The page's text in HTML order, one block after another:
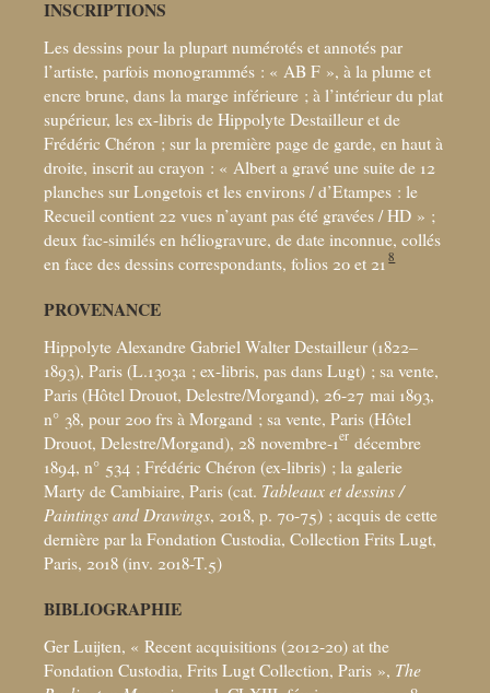
INSCRIPTIONS
Les dessins pour la plupart numérotés et annotés par
l’artiste, parfois monogrammés : « AB F », à la plume et
encre brune, dans la marge inférieure ; à l’intérieur du plat
supérieur, les ex-libris de Hippolyte Destailleur et de
Frédéric Chéron ; sur la première page de garde, en haut à
droite, inscrit au crayon : « Albert a gravé une suite de 12
planches sur Longetois et les environs / d’Etampes : le
Recueil contient 22 vues n’ayant pas été gravées / HD » ;
deux fac-similés en héliogravure, de date inconnue, collés
en face des dessins correspondants, folios 20 et 21 8
PROVENANCE
Hippolyte Alexandre Gabriel Walter Destailleur (1822–
1893), Paris (L.1303a ; ex-libris, pas dans Lugt) ; sa vente,
Paris (Hôtel Drouot, Delestre/Morgand), 26-27 mai 1893,
n° 38, pour 200 frs à Morgand ; sa vente, Paris (Hôtel
Drouot, Delestre/Morgand), 28 novembre-1er décembre
1894, n° 534 ; Frédéric Chéron (ex-libris) ; la galerie
Marty de Cambiaire, Paris (cat. Tableaux et dessins /
Paintings and Drawings, 2018, p. 70-75) ; acquis de cette
dernière par la Fondation Custodia, Collection Frits Lugt,
Paris, 2018 (inv. 2018-T.5)
BIBLIOGRAPHIE
Ger Luijten, « Recent acquisitions (2012-20) at the
Fondation Custodia, Frits Lugt Collection, Paris », The